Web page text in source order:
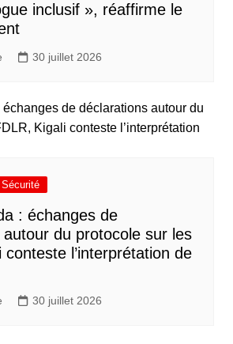
inclusif », réaffirme le
30 juillet 2026
Sécurité
: échanges de
du protocole sur les
conteste l’interprétation de
30 juillet 2026